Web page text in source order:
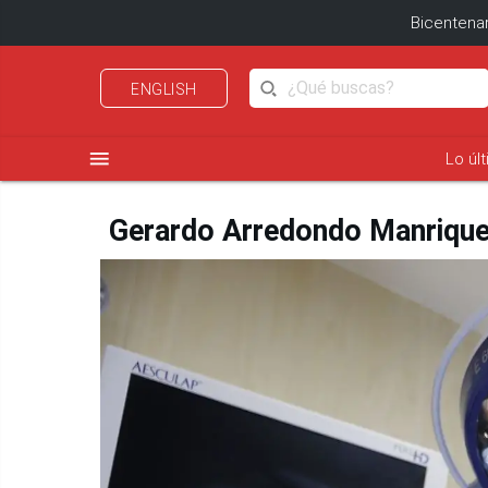
ENGLISH
menu Lo
Gerardo Arredondo